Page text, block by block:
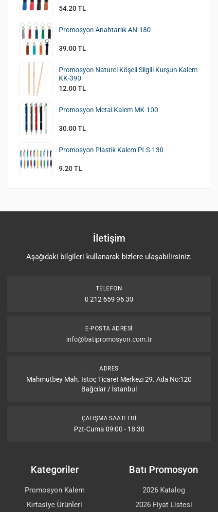
54.20 TL
Promosyon Anahtarlık AN-180
39.00 TL
Promosyon Naturel Köşeli Silgili Kurşun Kalem
KK-390
12.00 TL
Promosyon Metal Kalem MK-100
30.00 TL
Promosyon Plastik Kalem PLS-130
9.20 TL
İletişim
Aşağıdaki bilgileri kullanarak bizlere ulaşabilirsiniz.
TELEFON
0 212 659 96 30
E-POSTA ADRESI
info@batipromosyon.com.tr
ADRES
Mahmutbey Mah. İstoç Ticaret Merkezi 29. Ada No:120
Bağcılar / İstanbul
ÇALIŞMA SAATLERI
Pzt-Cuma 09:00 - 18:30
Kategoriler
Promosyon Kalem
Kırtasiye Ürünleri
Batı Promosyon
2026 Katalog
2026 Fiyat Listesi